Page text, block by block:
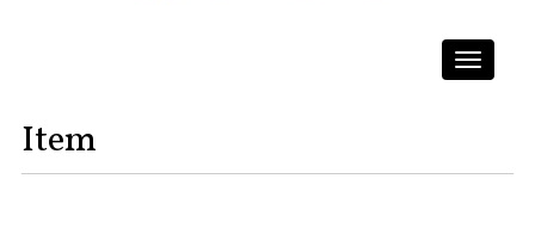
Toggle
Item